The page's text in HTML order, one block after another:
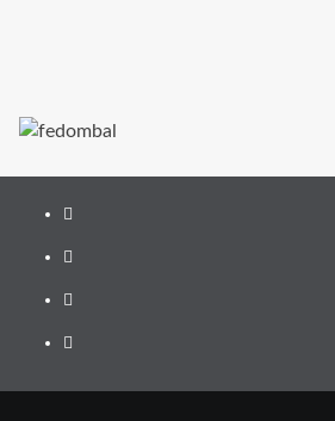
Facebook
Twitter
Instagram
Youtube